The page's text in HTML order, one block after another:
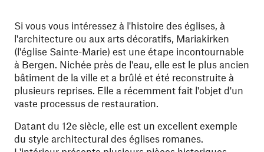
Si vous vous intéressez à l'histoire des églises, à
l'architecture ou aux arts décoratifs, Mariakirken
(l'église Sainte-Marie) est une étape incontournable
à Bergen. Nichée près de l'eau, elle est le plus ancien
bâtiment de la ville et a brûlé et été reconstruite à
plusieurs reprises. Elle a récemment fait l'objet d'un
vaste processus de restauration.
Datant du 12e siècle, elle est un excellent exemple
du style architectural des églises romanes.